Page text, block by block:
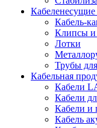
Кабель-
Клипсы и
Лотки
Трубы
Кабельная
Кабели
Кабели
Кабели и
Кабель